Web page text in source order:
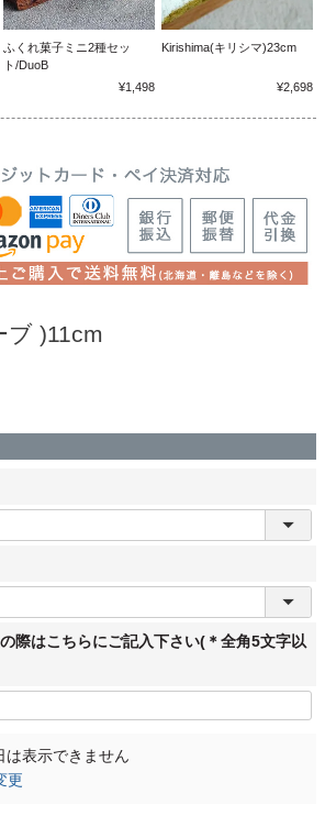
ふくれ菓子ミニ2種セッ
ト/DuoB
¥1,498
Kirishima(キリシマ)23cm
¥2,698
ブ )11cm
際はこちらにご記入下さい(＊全角5文字以
は表示できません
更